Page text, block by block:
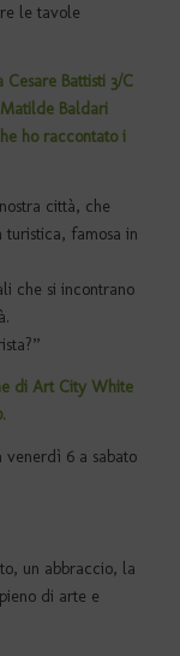
le tavole
Battisti 3/C
Baldari
ho raccontato i
città, che
famosa in
che si incontrano
di Art City White
venerdì 6 a sabato
un abbraccio, la
di arte e